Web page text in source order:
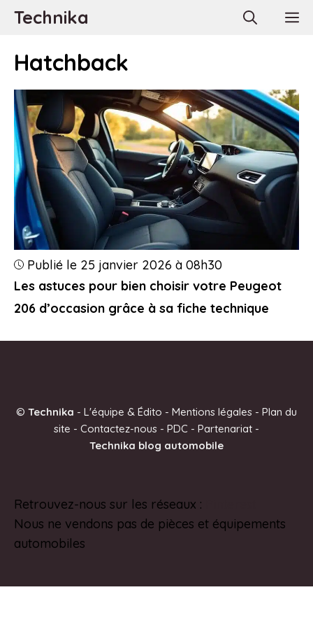
AllerTechnika
Hatchback
Les astuces pour bien choisir votre Peugeot
206 d’occasion grâce à sa fiche technique
Publié le 25 janvier 2026 à 08h30
© Technika - L'équipe & Édito - Mentions légales - Plan du
site - Contactez-nous - PDC - Partenariat -
Technika blog automobile
Retrouvez-nous sur les réseaux :
Nous ne vendons pas de pièces et équipements
automobiles